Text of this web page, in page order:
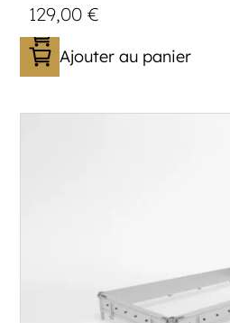
129,00€
Ajouter au panier